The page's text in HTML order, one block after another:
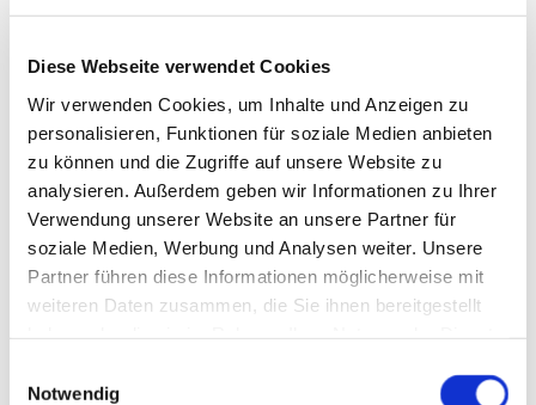
Diese Webseite verwendet Cookies
Wir verwenden Cookies, um Inhalte und Anzeigen zu
personalisieren, Funktionen für soziale Medien anbieten
zu können und die Zugriffe auf unsere Website zu
analysieren. Außerdem geben wir Informationen zu Ihrer
Verwendung unserer Website an unsere Partner für
soziale Medien, Werbung und Analysen weiter. Unsere
Partner führen diese Informationen möglicherweise mit
weiteren Daten zusammen, die Sie ihnen bereitgestellt
Notwendig
Vereinsregister: VR 501491
Königsbach-Stein
Evang. Krankenhilfsverein Königsbach e.V.
Goethestraße 4
75203 Königsbach-Stein
Telefon:07232 31338-16
Fax: 07232 31338-19